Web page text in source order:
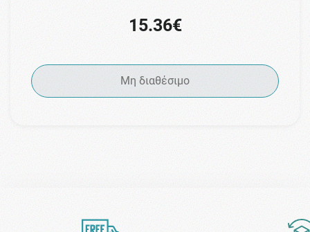
15.36€
Μη διαθέσιμο